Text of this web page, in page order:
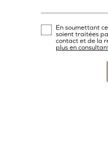
En soumettant
soient traitées
contact et de la
plus en